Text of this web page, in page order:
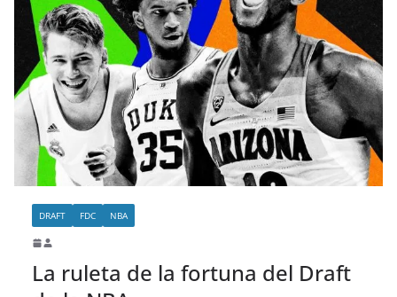
DRAFT FDC NBA
La ruleta de la fortuna del Draft